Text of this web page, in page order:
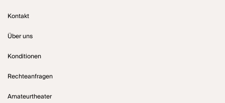
Kontakt
Über uns
Konditionen
Rechteanfragen
Amateurtheater